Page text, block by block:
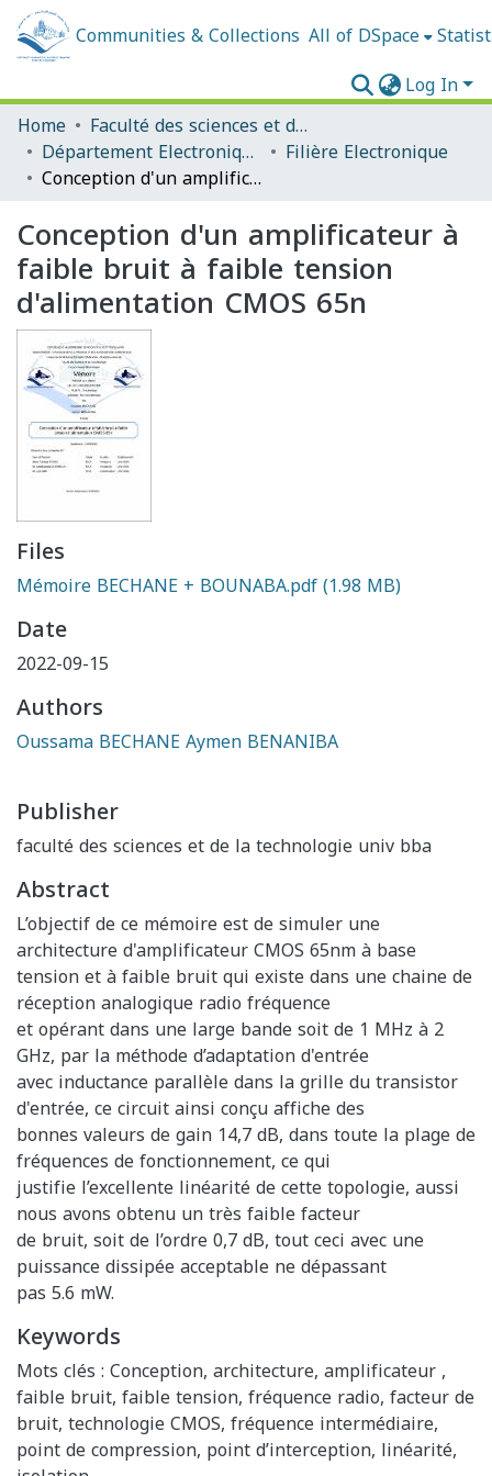
Communities & Collections All of DSpace
Log In
Home
Faculté des sciences et de la technologie
Département Electronique Filière Electronique
Conception d'un amplificateur à faible bruit à faible tension d'alimentation CMOS 65n
Conception d'un amplificateur à
faible bruit à faible tension
d'alimentation CMOS 65n
Files
Mémoire BECHANE + BOUNABA.pdf(1.98 MB)
Date
2022-09-15
Authors
Oussama BECHANE Aymen BENANIBA
Publisher
faculté des sciences et de la technologie univ bba
Abstract
L’objectif de ce mémoire est de simuler une
architecture d'amplificateur CMOS 65nm à base
tension et à faible bruit qui existe dans une chaine de
réception analogique radio fréquence
et opérant dans une large bande soit de 1 MHz à 2
GHz, par la méthode d’adaptation d'entrée
avec inductance parallèle dans la grille du transistor
d'entrée, ce circuit ainsi conçu affiche des
bonnes valeurs de gain 14,7 dB, dans toute la plage de
fréquences de fonctionnement, ce qui
justifie l’excellente linéarité de cette topologie, aussi
nous avons obtenu un très faible facteur
de bruit, soit de l’ordre 0,7 dB, tout ceci avec une
puissance dissipée acceptable ne dépassant
pas 5.6 mW.
Keywords
Mots clés : Conception, architecture, amplificateur ,
faible bruit, faible tension, fréquence radio, facteur de
bruit, technologie CMOS, fréquence intermédiaire,
point de compression, point d’interception, linéarité,